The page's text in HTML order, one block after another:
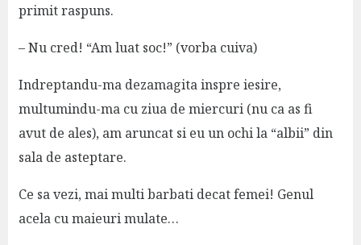
primit raspuns.
– Nu cred! “Am luat soc!” (vorba cuiva)
Indreptandu-ma dezamagita inspre iesire,
multumindu-ma cu ziua de miercuri (nu ca as fi
avut de ales), am aruncat si eu un ochi la “albii” din
sala de asteptare.
Ce sa vezi, mai multi barbati decat femei! Genul
acela cu maieuri mulate…